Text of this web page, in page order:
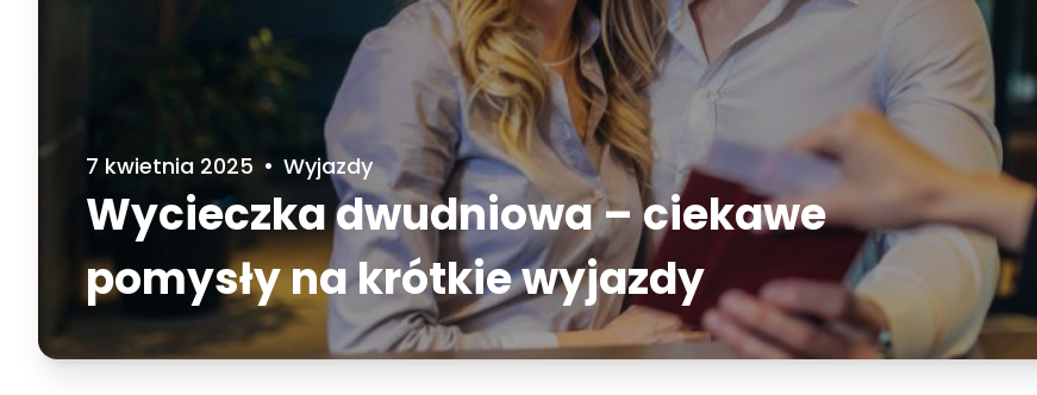
7 kwietnia 2025 • Wyjazdy
Wycieczka dwudniowa – ciekawe
pomysły na krótkie wyjazdy